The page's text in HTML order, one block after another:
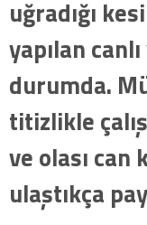
uğradığı
yapılan
durumda.
titizlikle
ve olası
ulaştıkça